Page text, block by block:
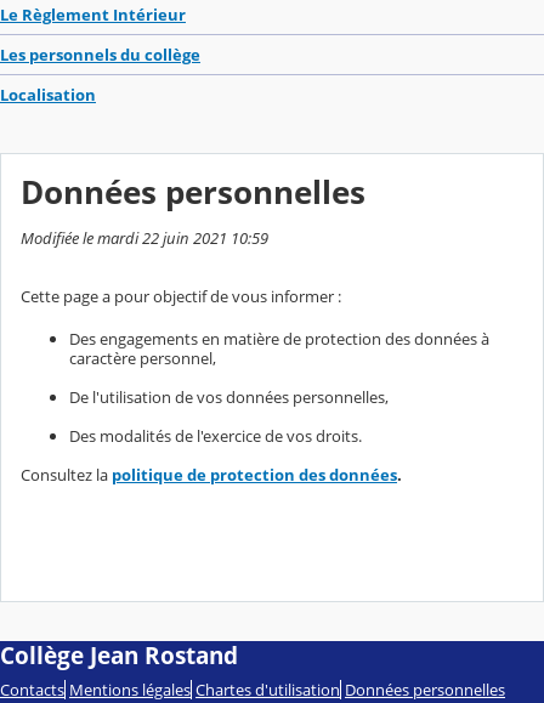
Le Règlement Intérieur
Les personnels du collège
Localisation
Données personnelles
Modifiée le mardi 22 juin 2021 10:59
Cette page a pour objectif de vous informer :
Des engagements en matière de protection des données à
caractère personnel,
De l'utilisation de vos données personnelles,
Des modalités de l'exercice de vos droits.
Consultez la politique de protection des données.
Collège Jean Rostand
Contacts Mentions légales Chartes d'utilisation Données personnelles